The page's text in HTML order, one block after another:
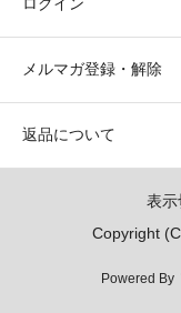
メルマガ登録・解除
返品について
表示
Copyright
Powered By